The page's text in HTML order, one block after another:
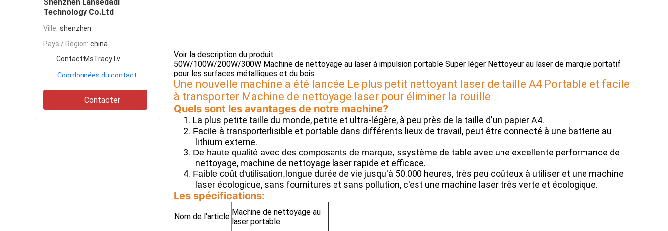
Shenzhen Lansedadi
Technology Co.Ltd
Ville: shenzhen
Pays / Région: china
Contact:MsTracy Lv
Coordonnées du contact
Contacter
Voir la description du produit
50W/100W/200W/300W Machine de nettoyage au laser à impulsion portable Super léger Nettoyeur au laser de marque portatif
pour les surfaces métalliques et du bois
Une nouvelle machine a été lancée Le plus petit nettoyant laser de taille A4 Portable et facile
à transporter Machine de nettoyage laser pour éliminer la rouille
Quels sont les avantages de notre machine?
1. La plus petite taille du monde, petite et ultra-légère, à peu près de la taille d'un papier A4.
2. Facile à transporterlisible et portable dans différents lieux de travail, peut être connecté à une batterie au
lithium externe.
3. De haute qualité avec des composants de marque, ssystème de table avec une excellente performance de
nettoyage, machine de nettoyage laser rapide et efficace.
4. Faible coût d'utilisation, longue durée de vie jusqu'à 50.000 heures, très peu coûteux à utiliser et une machine
laser écologique, sans fournitures et sans pollution, c'est une machine laser très verte et écologique.
Les spécifications:
Nom de l'article Machine de nettoyage au
laser portable